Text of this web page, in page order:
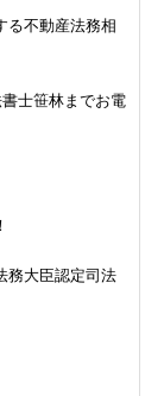
る不動産法務相
士笹林までお電
務大臣認定司法